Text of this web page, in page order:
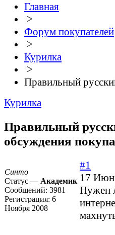
Главная
>
Форум покупателей
>
Курилка
>
Правильный
Курилка
Правильный
обсуждения
Синто
Статус — Академик
Сообщений: 3981
Регистрация: 6
Ноября 2008
#1
17
Нужен